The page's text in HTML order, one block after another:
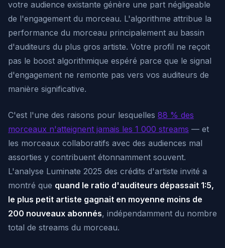
votre audience existante génère une part négligeable
de l'engagement du morceau. L'algorithme attribue la
performance du morceau principalement au bassin
d'auditeurs du plus gros artiste. Votre profil ne reçoit
pas le boost algorithmique espéré parce que le signal
d'engagement ne remonte pas vers vos auditeurs de
manière significative.
C'est l'une des raisons pour lesquelles 88 % des
morceaux n'atteignent jamais les 1 000 streams — et
les morceaux collaboratifs avec des audiences mal
assorties y contribuent étonnamment souvent.
L'analyse Luminate 2025 des crédits d'artiste invité a
montré que quand le ratio d'auditeurs dépassait 1:5,
le plus petit artiste gagnait en moyenne moins de
200 nouveaux abonnés, indépendamment du nombre
total de streams du morceau.